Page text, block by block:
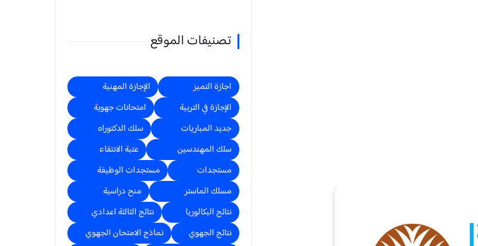
تصنيفات الموقع
اجازة التميز
الإجازة المهنية
الإجازة في التربية
امتحانات جهوية
جديد المباريات
سلك الدكتوراه
سلك المهندسين
عتبة الانتقاء
مستجدات
مستجدات الوظيفة
مسلك الماستر
منح دراسية
نتائج البكالوريا
نتائج الثالثة اعدادي
نتائج الجهوي
نماذج الامتحان الجهوي